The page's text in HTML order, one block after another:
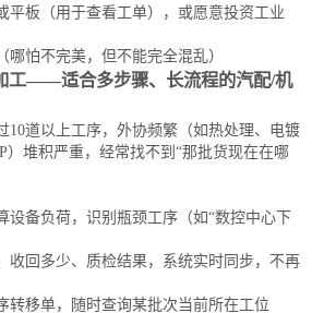
平板（用于查看工单），或愿意投资工业
哪怕不完美，但不能完全混乱）
工——适合多步骤、长流程的汽配/机
10道以上工序，外协频繁（如热处理、电镀
）堆积严重，经常找不到“那批货现在在哪
设备负荷，识别瓶颈工序（如“数控中心下
收回多少、质检结果，系统实时同步，不再
转移单，随时查询某批次当前所在工位